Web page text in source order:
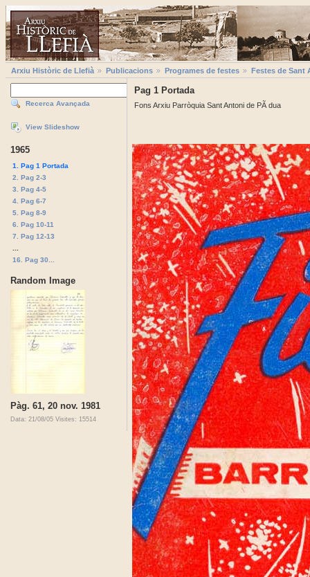
Arxiu Històric de Llefià Publicacions Programes de festes Festes de Sant
Recerca Avançada
View Slideshow
1965
1. Pag 1 Portada
2. Pag 2-3
3. Pag 4-5
4. Pag 6-7
5. Pag 8-9
6. Pag 10-11
7. Pag 12-13
16. Pag 30...
Random Image
Pàg. 61, 20 nov. 1981
Data: 21/08/05 Visites: 15514
Pag 1 Portada
Fons Arxiu Parròquia Sant Antoni de PÃ dua